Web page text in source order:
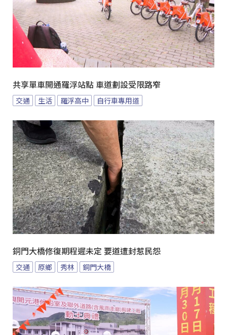
共享單車開通羅浮站點 車道劃設受限路窄
交通 生活 羅浮高中 自行車專用道
銅門大橋修復期程遲未定 要道遭封惹民怨
交通 原鄉 秀林 銅門大橋